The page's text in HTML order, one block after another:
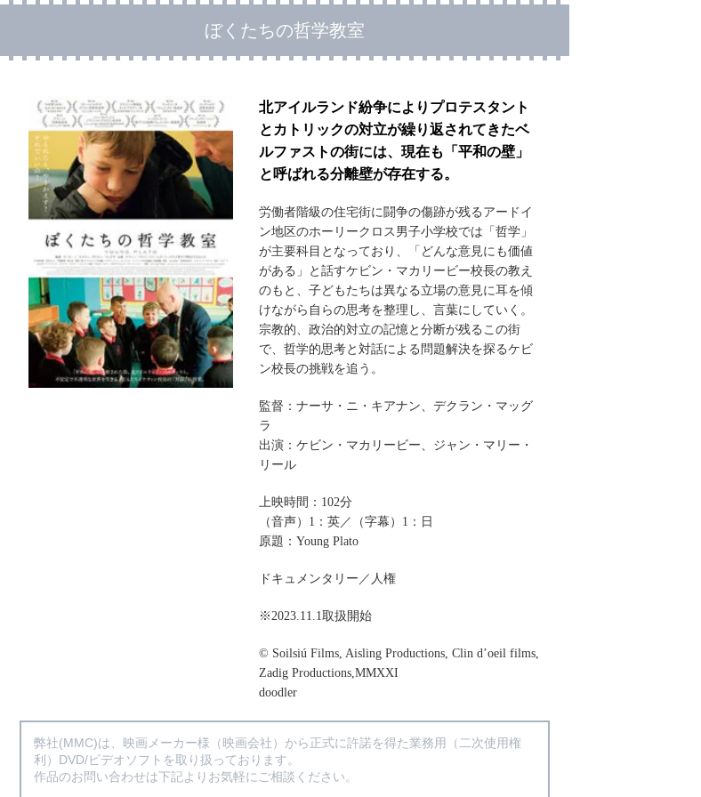
ぼくたちの哲学教室
北アイルランド紛争によりプロテスタント
とカトリックの対立が繰り返されてきたベ
ルファストの街には、現在も「平和の壁」
と呼ばれる分離壁が存在する。
労働者階級の住宅街に闘争の傷跡が残るアードイ
ン地区のホーリークロス男子小学校では「哲学」
が主要科目となっており、「どんな意見にも価値
がある」と話すケビン・マカリービー校長の教え
のもと、子どもたちは異なる立場の意見に耳を傾
けながら自らの思考を整理し、言葉にしていく。
宗教的、政治的対立の記憶と分断が残るこの街
で、哲学的思考と対話による問題解決を探るケビ
ン校長の挑戦を追う。
監督：ナーサ・ニ・キアナン、デクラン・マッグ
ラ
出演：ケビン・マカリービー、ジャン・マリー・
リール
上映時間：102分
（音声）1：英／（字幕）1：日
原題：Young Plato
ドキュメンタリー／人権
※2023.11.1取扱開始
© Soilsiú Films, Aisling Productions, Clin d’oeil films,
Zadig Productions,MMXXI
doodler
弊社(MMC)は、映画メーカー様（映画会社）から正式に許諾を得た業務用（二次使用権
利）DVD/ビデオソフトを取り扱っております。
作品のお問い合わせは下記よりお気軽にご相談ください。